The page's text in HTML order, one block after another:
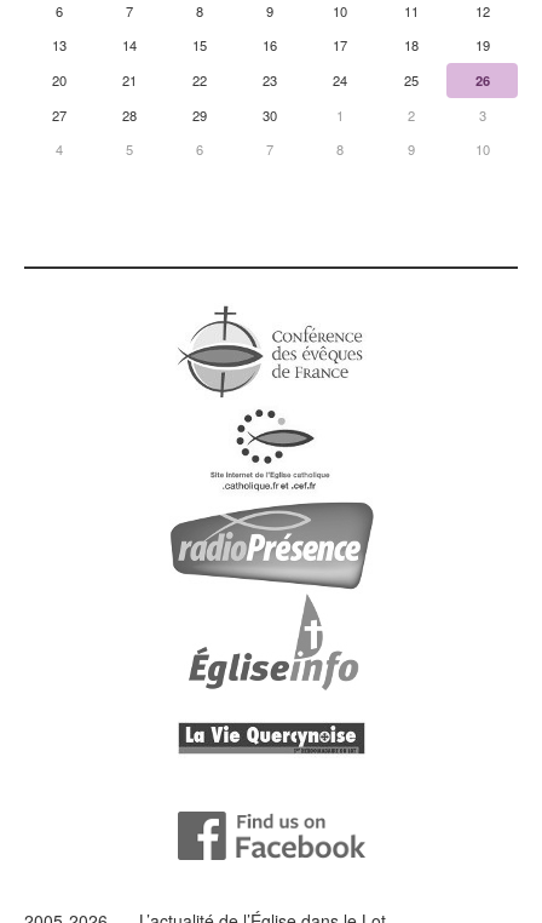
6
7 8 9 10 11
12
13
14 15 16 17 18
19
20
21 22 23 24 25
26
27
28 29 30 1 2
3
4
5 6 7 8 9 10